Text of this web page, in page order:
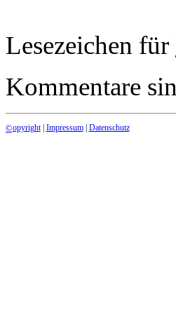
Lesezeichen für
Kommentare
©opyright| Impressum| Datenschutz